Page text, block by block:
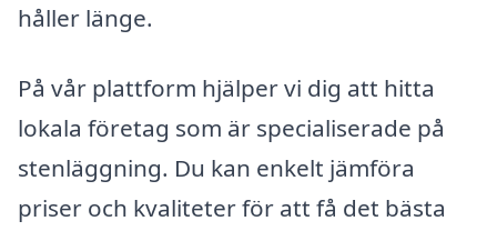
håller länge.
På vår plattform hjälper vi dig att hitta
lokala företag som är specialiserade på
stenläggning. Du kan enkelt jämföra
priser och kvaliteter för att få det bästa